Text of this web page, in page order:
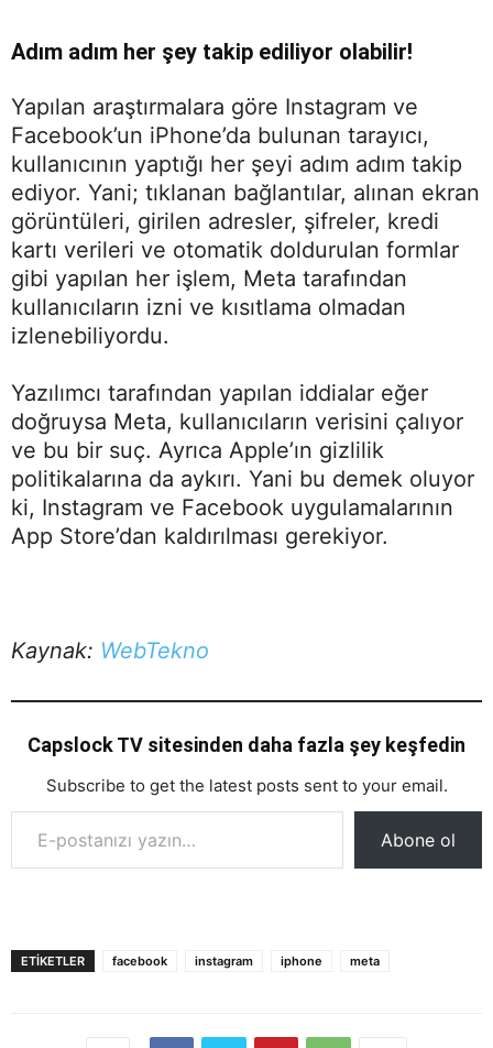
Adım adım her şey takip ediliyor olabilir!
Yapılan araştırmalara göre Instagram ve
Facebook’un iPhone’da bulunan tarayıcı,
kullanıcının yaptığı her şeyi adım adım takip
ediyor. Yani; tıklanan bağlantılar, alınan ekran
görüntüleri, girilen adresler, şifreler, kredi
kartı verileri ve otomatik doldurulan formlar
gibi yapılan her işlem, Meta tarafından
kullanıcıların izni ve kısıtlama olmadan
izlenebiliyordu.
Yazılımcı tarafından yapılan iddialar eğer
doğruysa Meta, kullanıcıların verisini çalıyor
ve bu bir suç. Ayrıca Apple’ın gizlilik
politikalarına da aykırı. Yani bu demek oluyor
ki, Instagram ve Facebook uygulamalarının
App Store’dan kaldırılması gerekiyor.
Kaynak: WebTekno
Capslock TV sitesinden daha fazla şey keşfedin
Subscribe to get the latest posts sent to your email.
E-postanızı yazın…
Abone ol
ETIKETLER facebook instagram iphone meta